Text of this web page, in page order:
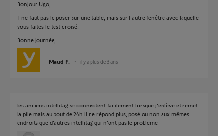
Bonjour Ugo,
Il ne faut pas le poser sur une table, mais sur l'autre fenêtre avec laquelle
vous faites le test croisé.
Bonne journée,
Maud F. il y a plus de 3 ans
les anciens intellitag se connectent facilement lorsque j’enlève et remet
la pile mais au bout de 24h il ne répond plus, posé ou non aux mêmes
endroits que d’autres intellitag qui n’ont pas le problème